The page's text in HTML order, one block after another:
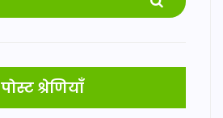
पोस्ट श्रेणियाँ